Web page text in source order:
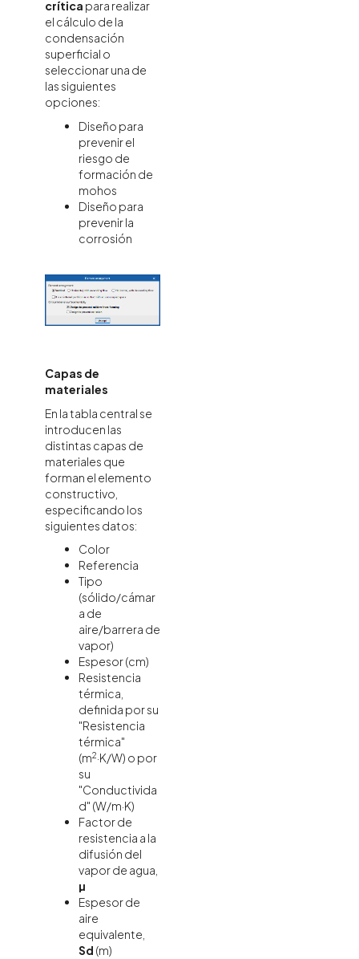
crítica para realizar
el cálculo de la
condensación
superficial o
seleccionar una de
las siguientes
opciones:
Diseño para
prevenir el
riesgo de
formación de
mohos
Diseño para
prevenir la
corrosión
Capas de
materiales
En la tabla central se
introducen las
distintas capas de
materiales que
forman el elemento
constructivo,
especificando los
siguientes datos:
Color
Referencia
Tipo
(sólido/cámar
a de
aire/barrera de
vapor)
Espesor (cm)
Resistencia
térmica,
definida por su
"Resistencia
térmica"
(m2·K/W) o por
su
"Conductivida
d" (W/m·K)
Factor de
resistencia a la
difusión del
vapor de agua,
µ
Espesor de
aire
equivalente,
Sd (m)